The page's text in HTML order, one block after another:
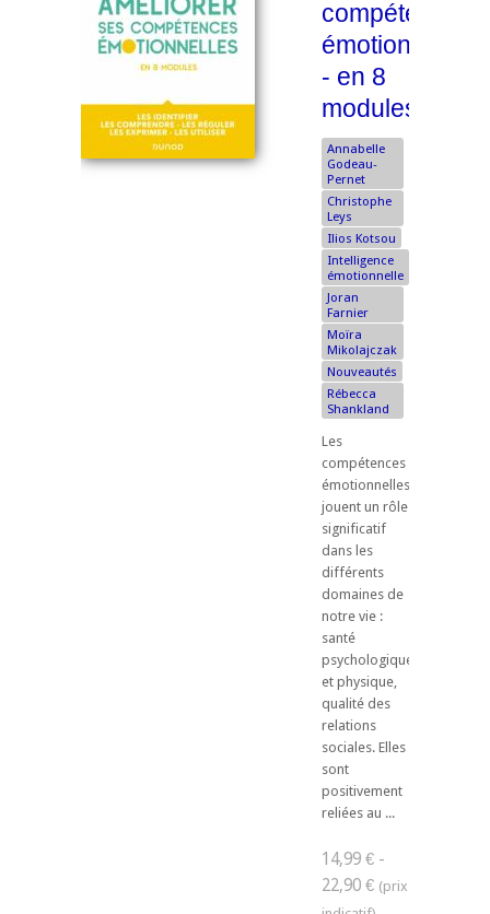
compétences
émotionnelles
- en 8
modules
Annabelle
Godeau-
Pernet
Christophe
Leys
Ilios Kotsou
Intelligence
émotionnelle
Joran
Farnier
Moïra
Mikolajczak
Nouveautés
Rébecca
Shankland
Les
compétences
émotionnelles
jouent un rôle
significatif
dans les
différents
domaines de
notre vie :
santé
psychologique
et physique,
qualité des
relations
sociales. Elles
sont
positivement
reliées au ...
14,99 € -
22,90 €